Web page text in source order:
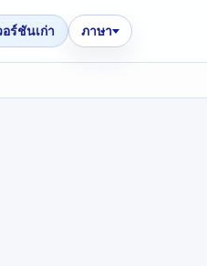
อร์ชันเก่า ภาษา